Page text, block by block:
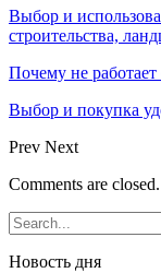
Выбор и
строительства,
Почему не
Выбор и покупка
Prev Next
Comments are closed.
Новость дня